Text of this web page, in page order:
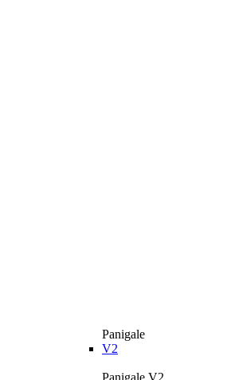
Panigale
V2